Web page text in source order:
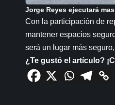
Jorge Reyes ejecutará
Con la participación de
mantener espacios
será un lugar más
¿Te gustó el artículo?